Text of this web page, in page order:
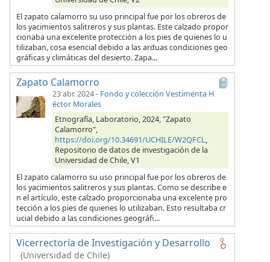
El zapato calamorro su uso principal fue por los obreros de
los yacimientos salitreros y sus plantas. Este calzado propor
cionaba una excelente protección a los pies de quienes lo u
tilizaban, cosa esencial debido a las arduas condiciones geo
gráficas y climáticas del desierto. Zapa...
Zapato Calamorro
23 abr. 2024- Fondo y colección Vestimenta H
éctor Morales
Etnografía, Laboratorio, 2024, "Zapato
Calamorro",
https://doi.org/10.34691/UCHILE/W2QFCL,
Repositorio de datos de investigación de la
Universidad de Chile, V1
El zapato calamorro su uso principal fue por los obreros de
los yacimientos salitreros y sus plantas. Como se describe e
n el artículo, este calzado proporcionaba una excelente pro
tección a los pies de quienes lo utilizaban. Esto resultaba cr
ucial debido a las condiciones geográfi...
Vicerrectoría de Investigación y Desarrollo
(Universidad de Chile)